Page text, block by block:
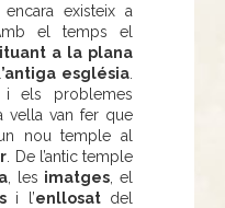
existeix a
el temps el
a la plana
’antiga església
i els problemes
vella van fer que
nou temple al
. De l’antic temple
, les imatges , el
i l’enllosatdel